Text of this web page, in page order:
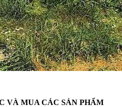
VÀ MUA CÁC SẢN PHẨM